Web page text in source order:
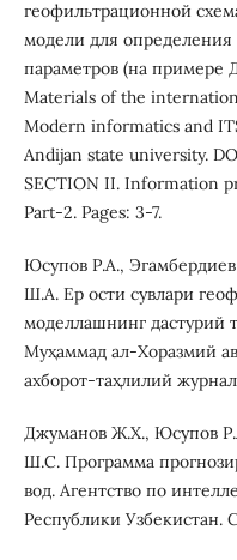
геофильтрационной
модели для определения
параметров (на примере
Materials of the
Modern informatics and
Andijan state university.
SECTION II. Information
Part-2. Pages: 3-7.
Юсупов Р.А.,
Ш.А. Ер ости сувлари
моделлашнинг
Муҳаммад ал-Хоразмий
ахборот-таҳлилий
Джуманов Ж.Х., Юсупов
Ш.C. Программа
вод. Агентство по
Республики Узбекистан.